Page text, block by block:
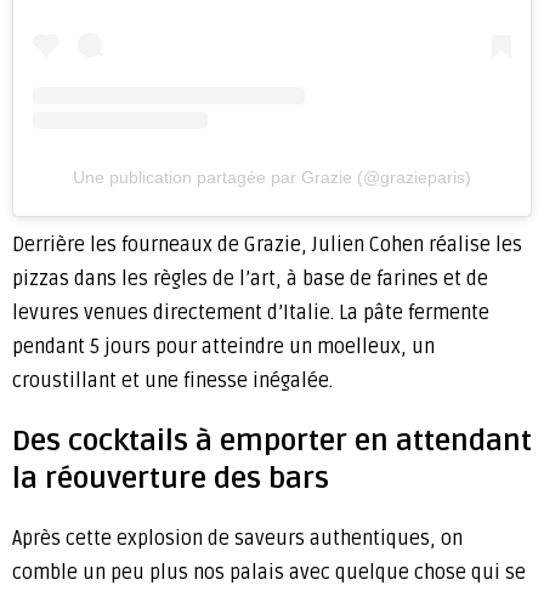
Une publication partagée par Grazie (@grazieparis)
Derrière les fourneaux de Grazie, Julien Cohen réalise les
pizzas dans les règles de l’art, à base de farines et de
levures venues directement d’Italie. La pâte fermente
pendant 5 jours pour atteindre un moelleux, un
croustillant et une finesse inégalée.
Des cocktails à emporter en attendant
la réouverture des bars
Après cette explosion de saveurs authentiques, on
comble un peu plus nos palais avec quelque chose qui se